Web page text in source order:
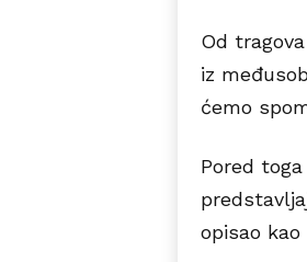
Od
iz
ćemo
Pored
opisao